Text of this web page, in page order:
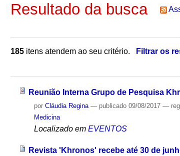
Resultado da busca
185 itens atendem ao seu critério.
Filtrar os
Reunião Interna Grupo de Pesquisa
porCláudia Regina — publicado 09/08/2017—
Medicina
Localizado em EVENTOS
Revista 'Khronos' recebe até 30 de